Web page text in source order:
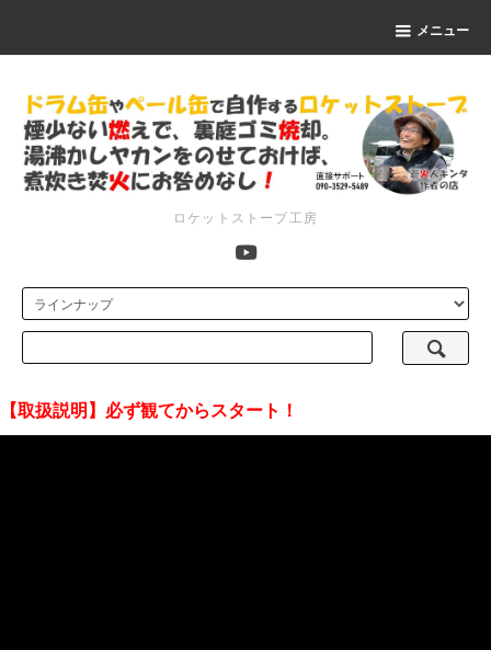
メニュー
ロケットストーブ工房
【取扱説明】必ず観てからスタート！